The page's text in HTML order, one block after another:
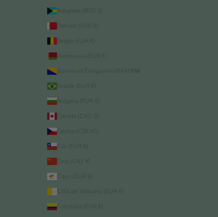
Bahamas (BSD $)
Bahrein (EUR €)
Belgio (EUR €)
Bielorussia (EUR €)
Bosnia ed Erzegovina (BAM КМ)
Brasile (EUR €)
Bulgaria (EUR €)
Canada (CAD $)
Cechia (CZK Kč)
Cina (CNY ¥)
Cipro (EUR €)
Città del Vaticano (EUR €)
Colombia (EUR €)